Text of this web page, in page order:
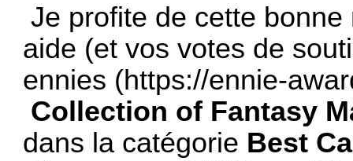
Je profite de cette
aide (et vos votes de
ennies (https://ennie-
Collection of Fantasy
dans la catégorie Best